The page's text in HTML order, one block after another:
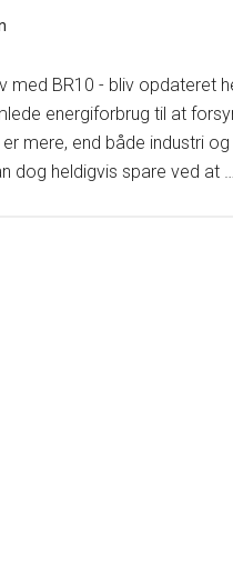
med BR10 - bliv opdateret
energiforbrug til at
mere, end både industri
dog heldigvis spare ved at …